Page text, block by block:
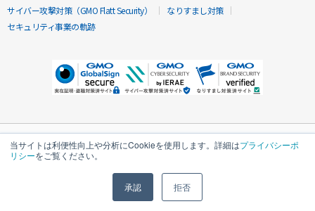
当サイトは利便性向上や分析にCookieを使用します。詳細はプライバシーポ
リシーをご覧ください。
承認 拒否
サイバー攻撃対策（GMO Flatt Security）
なりすまし対策
セキュリティ事業の軌跡